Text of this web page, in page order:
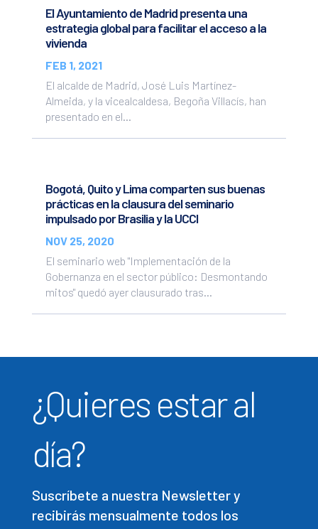
El Ayuntamiento de Madrid presenta una
estrategia global para facilitar el acceso a la
vivienda
FEB 1, 2021
El alcalde de Madrid, José Luis Martínez-
Almeida, y la vicealcaldesa, Begoña Villacís, han
presentado en el...
Bogotá, Quito y Lima comparten sus buenas
prácticas en la clausura del seminario
impulsado por Brasilia y la UCCI
NOV 25, 2020
El seminario web "Implementación de la
Gobernanza en el sector público: Desmontando
mitos" quedó ayer clausurado tras...
¿Quieres estar al
día?
Suscríbete a nuestra Newsletter y
recibirás mensualmente todos los